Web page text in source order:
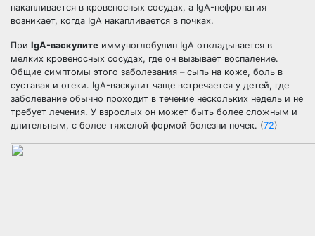
накапливается в кровеносных сосудах, а IgA-нефропатия
возникает, когда IgA накапливается в почках.
При IgA-васкулите иммуноглобулин IgA откладывается в
мелких кровеносных сосудах, где он вызывает воспаление.
Общие симптомы этого заболевания – сыпь на коже, боль в
суставах и отеки. IgA-васкулит чаще встречается у детей, где
заболевание обычно проходит в течение нескольких недель и не
требует лечения. У взрослых он может быть более сложным и
длительным, с более тяжелой формой болезни почек. (72)